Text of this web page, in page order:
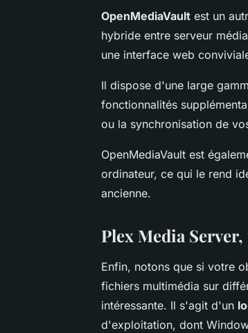
OpenMediaVault est un
hybride entre serveur
une interface web
Il dispose d'une large
fonctionnalités
ou la synchronisation de
OpenMediaVault est
ordinateur, ce qui le rend
ancienne.
Plex Media
Enfin, notons que si votre
fichiers multimédia sur
intéressante. Il s'agit d'un
d'exploitation, dont